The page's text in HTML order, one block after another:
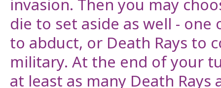
invasion. Then you may
die to set aside as well -
to abduct, or Death Rays to
military. At the end of your
at least as many Death Rays